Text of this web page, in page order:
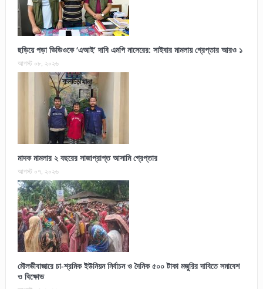
ছড়িয়ে পড়া ভিডিওকে ‘এআই’ দাবি এমপি নাসেরের: সাইবার মামলায় গ্রেপ্তার আরও ১
আগস্ট ০৮, ২০২৬
মাদক মামলার ২ বছরের সাজাপ্রাপ্ত আসামি গ্রেপ্তার
আগস্ট ০৭, ২০২৬
মৌলভীবাজারে চা-শ্রমিক ইউনিয়ন নির্বাচন ও দৈনিক ৫০০ টাকা মজুরির দাবিতে সমাবেশ
ও বিক্ষোভ